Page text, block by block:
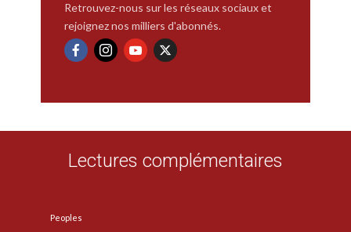
Retrouvez-nous sur les réseaux sociaux et
rejoignez nos milliers d'abonnés.
Lectures complémentaires
Peoples